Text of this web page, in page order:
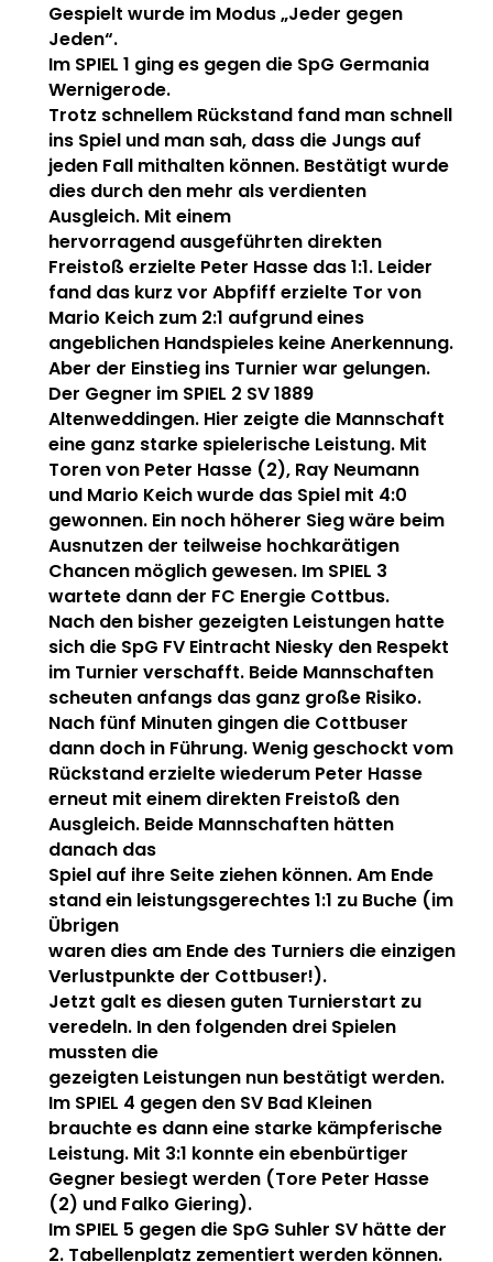
Gespielt wurde im Modus „Jeder gegen
Jeden“.
Im SPIEL 1 ging es gegen die SpG Germania
Wernigerode.
Trotz schnellem Rückstand fand man schnell
ins Spiel und man sah, dass die Jungs auf
jeden Fall mithalten können. Bestätigt wurde
dies durch den mehr als verdienten
Ausgleich. Mit einem
hervorragend ausgeführten direkten
Freistoß erzielte Peter Hasse das 1:1. Leider
fand das kurz vor Abpfiff erzielte Tor von
Mario Keich zum 2:1 aufgrund eines
angeblichen Handspieles keine Anerkennung.
Aber der Einstieg ins Turnier war gelungen.
Der Gegner im SPIEL 2 SV 1889
Altenweddingen. Hier zeigte die Mannschaft
eine ganz starke spielerische Leistung. Mit
Toren von Peter Hasse (2), Ray Neumann
und Mario Keich wurde das Spiel mit 4:0
gewonnen. Ein noch höherer Sieg wäre beim
Ausnutzen der teilweise hochkarätigen
Chancen möglich gewesen. Im SPIEL 3
wartete dann der FC Energie Cottbus.
Nach den bisher gezeigten Leistungen hatte
sich die SpG FV Eintracht Niesky den Respekt
im Turnier verschafft. Beide Mannschaften
scheuten anfangs das ganz große Risiko.
Nach fünf Minuten gingen die Cottbuser
dann doch in Führung. Wenig geschockt vom
Rückstand erzielte wiederum Peter Hasse
erneut mit einem direkten Freistoß den
Ausgleich. Beide Mannschaften hätten
danach das
Spiel auf ihre Seite ziehen können. Am Ende
stand ein leistungsgerechtes 1:1 zu Buche (im
Übrigen
waren dies am Ende des Turniers die einzigen
Verlustpunkte der Cottbuser!).
Jetzt galt es diesen guten Turnierstart zu
veredeln. In den folgenden drei Spielen
mussten die
gezeigten Leistungen nun bestätigt werden.
Im SPIEL 4 gegen den SV Bad Kleinen
brauchte es dann eine starke kämpferische
Leistung. Mit 3:1 konnte ein ebenbürtiger
Gegner besiegt werden (Tore Peter Hasse
(2) und Falko Giering).
Im SPIEL 5 gegen die SpG Suhler SV hätte der
2. Tabellenplatz zementiert werden können.